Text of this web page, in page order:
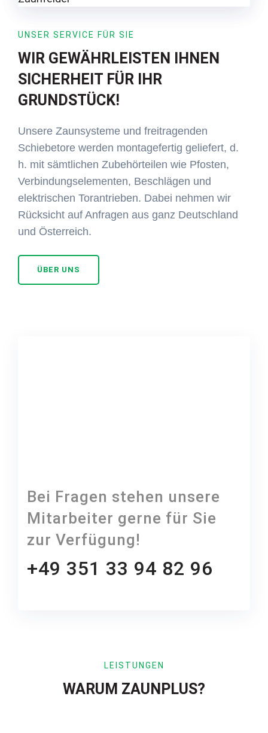
UNSER SERVICE FÜR SIE
WIR GEWÄHRLEISTEN IHNEN
SICHERHEIT FÜR IHR
GRUNDSTÜCK!
Unsere Zaunsysteme und freitragenden
Schiebetore werden montagefertig geliefert, d.
h. mit sämtlichen Zubehörteilen wie Pfosten,
Verbindungselementen, Beschlägen und
elektrischen Torantrieben. Dabei nehmen wir
Rücksicht auf Anfragen aus ganz Deutschland
und Österreich.
ÜBER UNS
Bei Fragen stehen unsere
Mitarbeiter gerne für Sie
zur Verfügung!
+49 351 33 94 82 96
LEISTUNGEN
WARUM ZAUNPLUS?